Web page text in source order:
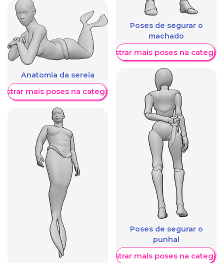
Anatomia da sereia
mais poses na categoria
Poses de segurar o
machado
Mostrar mais poses na
Poses de segurar o
punhal
Mostrar mais poses na